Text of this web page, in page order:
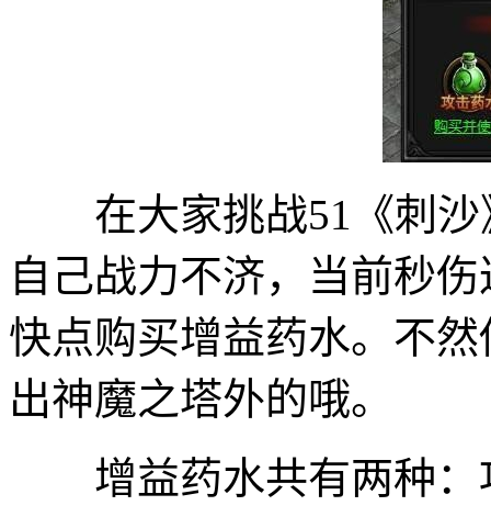
在大家挑战51《刺沙
自己战力不济，当前秒
快点购买增益药水。不
出神魔之塔外的哦。
增益药水共有两种：